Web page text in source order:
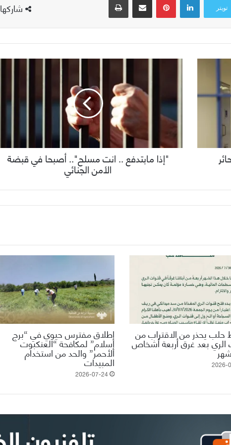
شاركها تويتر
"إذا مابتدفع .. انت مسلح".. أصبحا في قبضة
الأمن الجنائي
حلب يحذر من الاقتراب من
الري بعد غرق أربعة أشخاص
2026-
إطلاق مفترس حيوي في “برج
إسلام” لمكافحة “العنكبوت
الأحمر” والحد من استخدام
المبيدات
2026-07-24